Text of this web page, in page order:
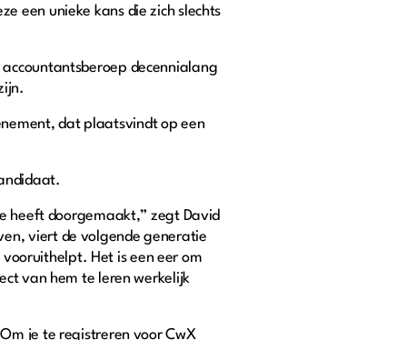
een unieke kans die zich slechts
decennialang
dat plaatsvindt op een
heeft doorgemaakt,” zegt David
viert de volgende generatie
Het is een eer om
van hem te leren werkelijk
je te registreren voor CwX